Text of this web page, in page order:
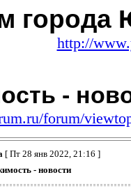
города
http://
-
forum/
[ Пт 28 янв 2022, 21:16 ]
- новости